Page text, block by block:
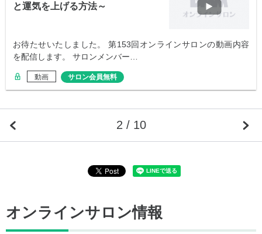
と運気を上げる方法～
お待たせいたしました。 第153回オンラインサロンの動画内容
を配信します。 サロンメンバー…
動画 サロン会員無料
2 / 10
オンラインサロン情報